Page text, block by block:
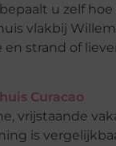
u zelf
vlakbij
en strand of
Curacao
vrijstaande
is